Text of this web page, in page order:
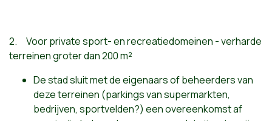
2. Voor private sport- en recreatiedomeinen - verharde
terreinen groter dan 200 m²
De stad sluit met de eigenaars of beheerders van
deze terreinen (parkings van supermarkten,
bedrijven, sportvelden?) een overeenkomst af